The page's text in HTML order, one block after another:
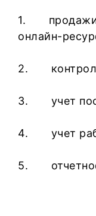
1. продажи
онлайн-
2. контроль
3. учет
4. учет
5.